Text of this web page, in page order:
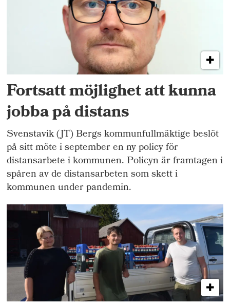
Fortsatt möjlighet att kunna
jobba på distans
Svenstavik (JT) Bergs kommunfullmäktige beslöt
på sitt möte i september en ny policy för
distansarbete i kommunen. Policyn är framtagen i
spåren av de distansarbeten som skett i
kommunen under pandemin.